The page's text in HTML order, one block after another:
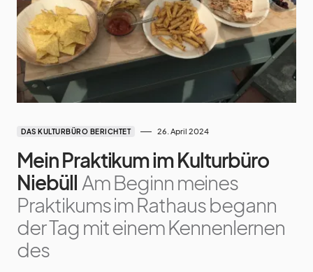
DAS KULTURBÜRO BERICHTET 26. April 2024
Mein Praktikum im Kulturbüro
Niebüll Am Beginn meines
Praktikums im Rathaus begann
der Tag mit einem Kennenlernen
des